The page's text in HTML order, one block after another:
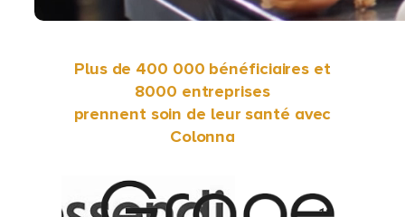
Plus de 400 000 bénéficiaires et
8000 entreprises
prennent soin de leur santé avec
Colonna